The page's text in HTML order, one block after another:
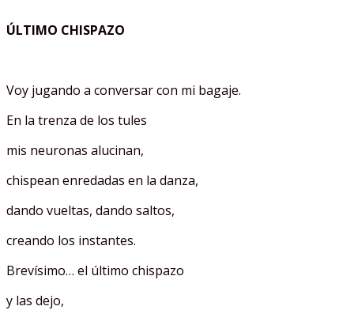
ÚLTIMO CHISPAZO
Voy jugando a conversar con mi bagaje.
En la trenza de los tules
mis neuronas alucinan,
chispean enredadas en la danza,
dando vueltas, dando saltos,
creando los instantes.
Brevísimo… el último chispazo
y las dejo,